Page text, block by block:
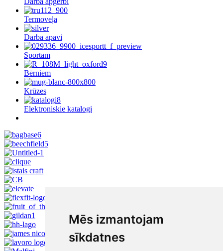
Mēs izmantojam
sīkdatnes
Termoveļa
Darba apavi
Sportam
Bērniem
Krūzes
Elektroniskie katalogi